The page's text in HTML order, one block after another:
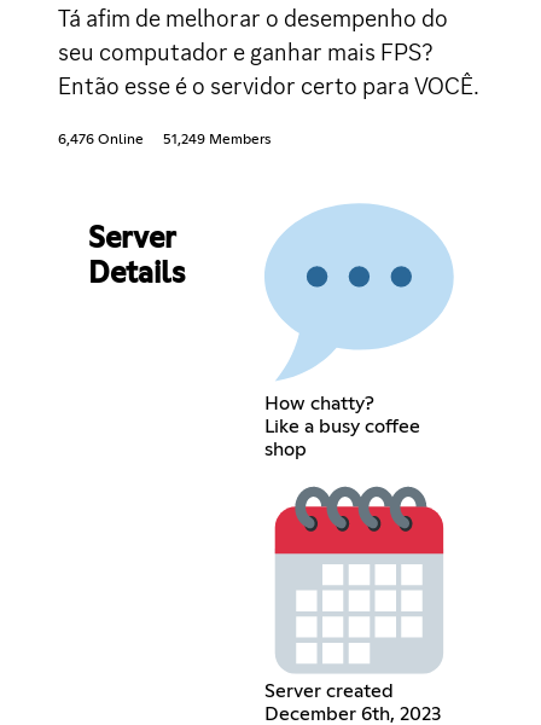
Tá afim de melhorar o desempenho do
seu computador e ganhar mais FPS?
Então esse é o servidor certo para VOCÊ.
6,476 Online 51,249 Members
Server
Details
How chatty?
Like a busy coffee
shop
Server created
December 6th, 2023